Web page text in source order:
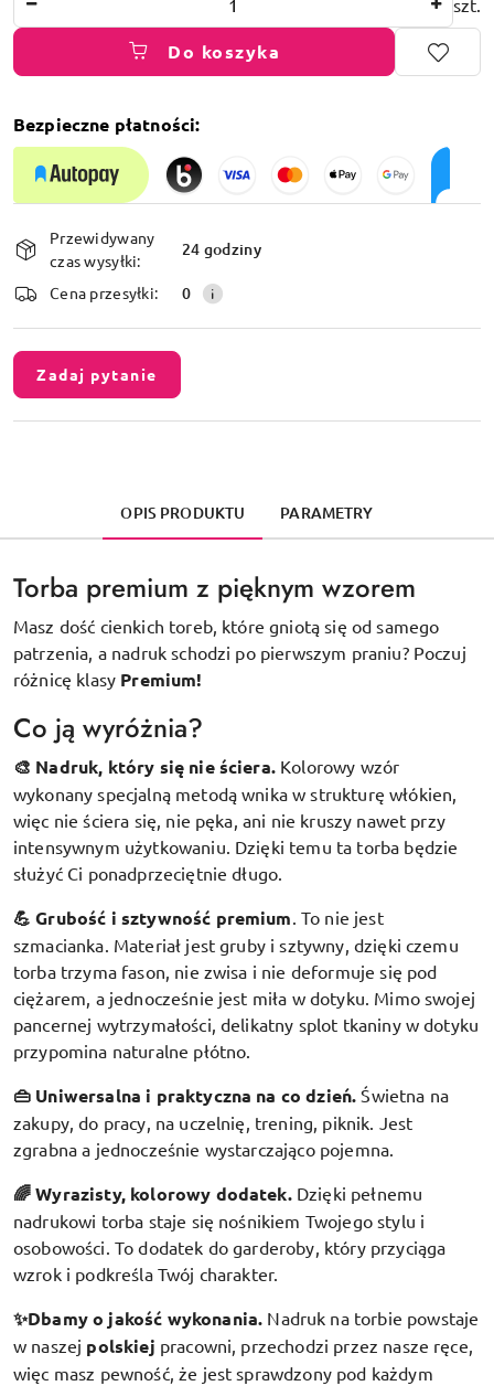
szt.
Do koszyka
Bezpieczne płatności:
Dostępność
i
dostawa
Przewidywany
czas wysyłki:
24 godziny
Cena przesyłki: 0
Zadaj pytanie
OPIS PRODUKTU PARAMETRY
Torba premium z pięknym wzorem
Masz dość cienkich toreb, które gniotą się od samego
patrzenia, a nadruk schodzi po pierwszym praniu? Poczuj
różnicę klasy Premium!
Co ją wyróżnia?
🎨 Nadruk, który się nie ściera. Kolorowy wzór
wykonany specjalną metodą wnika w strukturę włókien,
więc nie ściera się, nie pęka, ani nie kruszy nawet przy
intensywnym użytkowaniu. Dzięki temu ta torba będzie
służyć Ci ponadprzeciętnie długo.
💪 Grubość i sztywność premium To nie jest
szmacianka. Materiał jest gruby i sztywny, dzięki czemu
torba trzyma fason, nie zwisa i nie deformuje się pod
ciężarem, a jednocześnie jest miła w dotyku. Mimo swojej
pancernej wytrzymałości, delikatny splot tkaniny w dotyku
przypomina naturalne płótno.
👜 Uniwersalna i praktyczna na co dzień. Świetna na
zakupy, do pracy, na uczelnię, trening, piknik. Jest
zgrabna a jednocześnie wystarczająco pojemna.
🌈 Wyrazisty, kolorowy dodatek. Dzięki pełnemu
nadrukowi torba staje się nośnikiem Twojego stylu i
osobowości. To dodatek do garderoby, który przyciąga
wzrok i podkreśla Twój charakter.
✨Dbamy o jakość wykonania. Nadruk na torbie powstaje
w naszej polskiej pracowni, przechodzi przez nasze ręce,
więc masz pewność, że jest sprawdzony pod każdym